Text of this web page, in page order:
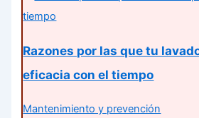
Razones por las que tu
eficacia con el tiempo
Mantenimiento y prevención